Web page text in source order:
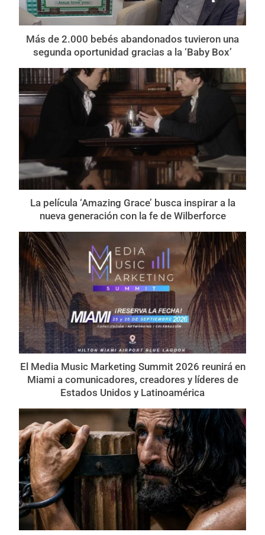
Más de 2.000 bebés abandonados tuvieron una
segunda oportunidad gracias a la ‘Baby Box’
La película ‘Amazing Grace’ busca inspirar a la
nueva generación con la fe de Wilberforce
El Media Music Marketing Summit 2026 reunirá en
Miami a comunicadores, creadores y líderes de
Estados Unidos y Latinoamérica